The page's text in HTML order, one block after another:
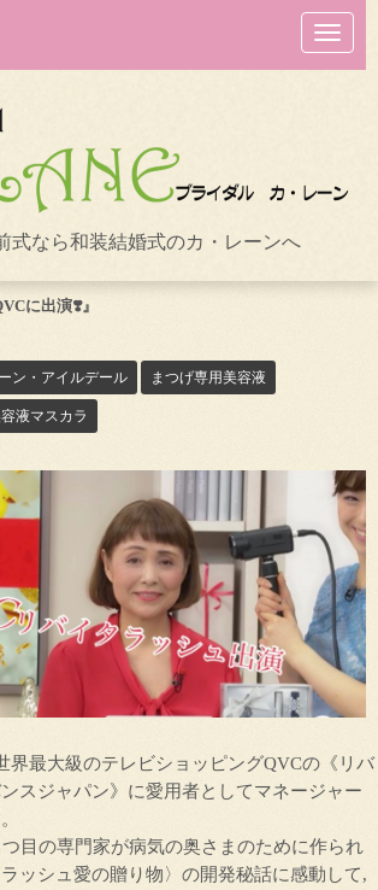
N
a
v
o
n
式なら和装結婚式のカ・レーンへ
に出演❣️』
ン・アイルデール まつげ専用美容液
液マスカラ
界最大級のテレビショッピングQVCの《リバ
スジャパン》に愛用者としてマネージャー
目の専門家が病気の奥さまのために作られ
ッシュ愛の贈り物〉の開発秘話に感動して,